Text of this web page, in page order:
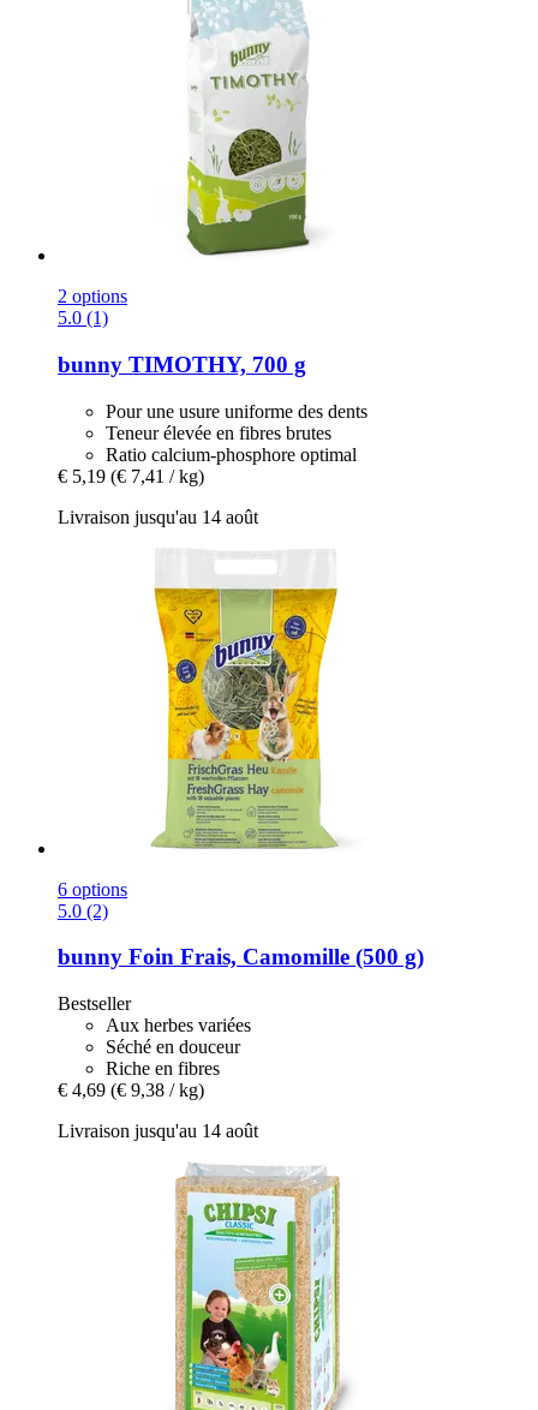
2 options
5.0 (1)
bunny TIMOTHY, 700 g
Pour une usure uniforme des dents
Teneur élevée en fibres brutes
Ratio calcium-phosphore optimal
€ 5,19 (€ 7,41 / kg)
Livraison jusqu'au 14 août
6 options
5.0 (2)
bunny Foin Frais, Camomille (500 g)
Bestseller
Aux herbes variées
Séché en douceur
Riche en fibres
€ 4,69 (€ 9,38 / kg)
Livraison jusqu'au 14 août